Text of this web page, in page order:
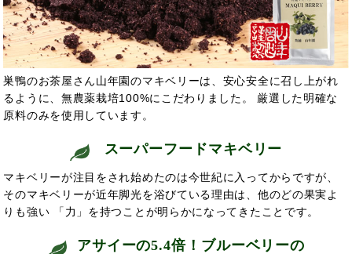
巣鴨のお茶屋さん山年園のマキベリーは、安心安全に召し上がれ
るように、無農薬栽培100%にこだわりました。 厳選した明確な
原料のみを使用しています。
スーパーフードマキベリー
マキベリーが注目をされ始めたのは今世紀に入ってからですが、
そのマキベリーが近年脚光を浴びている理由は、他のどの果実よ
りも強い
「力」を持つことが明らかになってきたことです。
アサイーの5.4倍！ブルーベリーの